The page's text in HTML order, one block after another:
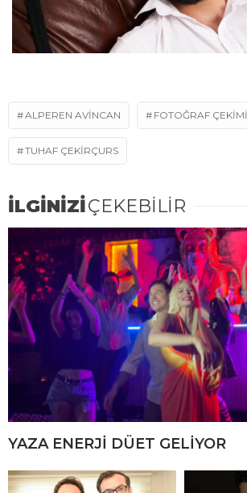
ALPEREN AVINCAN FOTOĞRAF ÇEKIMI
TUHAF ÇEKIRÇURS
İLGİNİZİÇEKEBİLİR
YAZA ENERJİ DÜET GELİYOR